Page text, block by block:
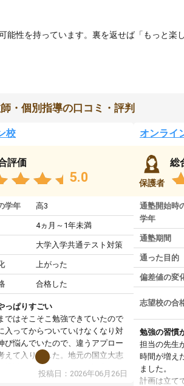
能性を持っています。裏を返せば「もっと
・個別指導の口コミ・評判
校
評価
5.0
学年 高3
4ヵ月～1年未満
大学入学共通テスト対策
上がった
合格した
っぱりすごい
ではそこそこ勉強できていたので
入ってからついていけなくなり対
び悩んでいたので、違うアプロー
えて入りました。地元の国立大志
模試でD判定でしたので心配して
、やはり東大生は受験勉強に詳し
投稿日：2026年06月26日
オンライ
保護者
総
通塾開始時
学年
通塾期間
通った目的
偏差値の変
志望校の合
勉強の習慣
担当の先生
時間が増え
ました。
計画は立て